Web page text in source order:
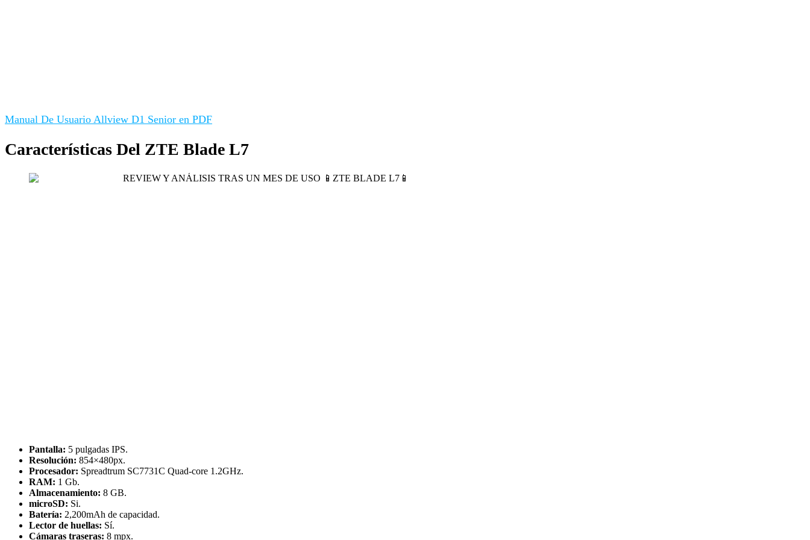
Manual De Usuario Allview D1 Senior en PDF
Características Del ZTE Blade L7
Pantalla: 5 pulgadas IPS.
Resolución: 854×480px.
Procesador: Spreadtrum SC7731C Quad-core 1.2GHz.
RAM: 1 Gb.
Almacenamiento: 8 GB.
microSD: Si.
Batería: 2,200mAh de capacidad.
Lector de huellas: Sí.
Cámaras traseras: 8 mpx.